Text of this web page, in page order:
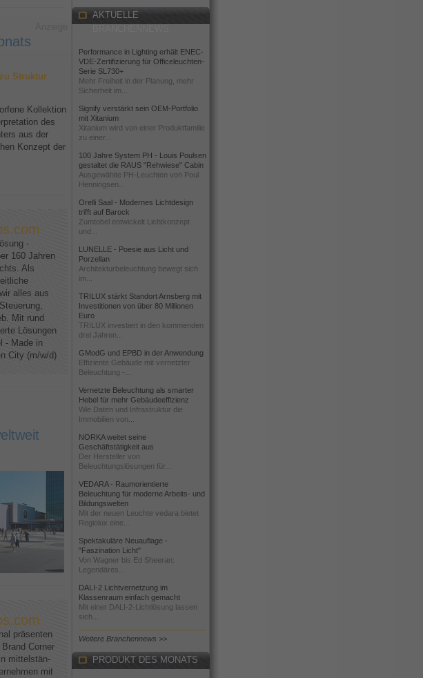
Struktur
Kollektion
des
aus der
Konzept der
-
160 Jahren
Als
alles aus
Mit rund
Lösungen
- Made in
City (m/w/d)
präsenten
Corner
mittelstän-
mit
AKTUELLE
Performance in Lighting erhält ENEC-
VDE-Zertifizierung für Officeleuchten-
Serie SL730+
Mehr Freiheit in der Planung, mehr
Sicherheit im...
Signify verstärkt sein OEM-Portfolio
mit Xitanium
Xitanium wird von einer Produktfamilie
zu einer...
100 Jahre System PH - Louis Poulsen
gestaltet die RAUS "Rehwiese" Cabin
Ausgewählte PH-Leuchten von Poul
Henningsen...
Orelli Saal - Modernes Lichtdesign
trifft auf Barock
Zumtobel entwickelt Lichtkonzept
und...
LUNELLE - Poesie aus Licht und
Porzellan
Architekturbeleuchtung bewegt sich
im...
TRILUX stärkt Standort Arnsberg mit
Investitionen von über 80 Millionen
Euro
TRILUX investiert in den kommenden
drei Jahren...
GModG und EPBD in der Anwendung
Effiziente Gebäude mit vernetzter
Beleuchtung -...
Vernetzte Beleuchtung als smarter
Hebel für mehr Gebäudeeffizienz
Wie Daten und Infrastruktur die
Immobilien von...
NORKA weitet seine
Geschäftstätigkeit aus
Der Hersteller von
Beleuchtungslösungen für...
VEDARA - Raumorientierte
Beleuchtung für moderne Arbeits- und
Bildungswelten
Mit der neuen Leuchte vedara bietet
Regiolux eine...
Spektakuläre Neuauflage -
"Faszination Licht"
Von Wagner bis Ed Sheeran:
Legendäres...
DALI-2 Lichtvernetzung im
Klassenraum einfach gemacht
Mit einer DALI-2-Lichtlösung lassen
sich...
Weitere Branchennews >>
PRODUKT DES MONATS